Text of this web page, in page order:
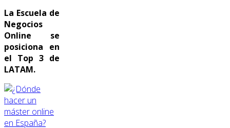
La Escuela de
Negocios
Online se
posiciona en
el Top 3 de
LATAM.